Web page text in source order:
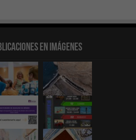
en Imágenes